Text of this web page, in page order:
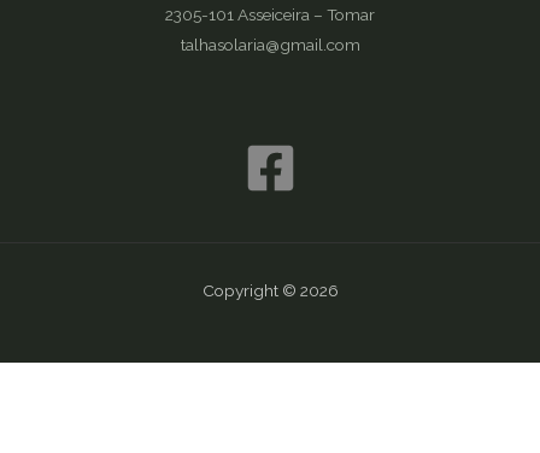
2305-101 Asseiceira – Tomar
talhasolaria@gmail.com
Copyright © 2026